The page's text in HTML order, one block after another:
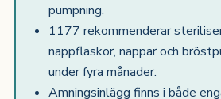
pumpning.
1177 rekommenderar
nappflaskor, nappar och
under fyra månader.
Amningsinlägg finns i både